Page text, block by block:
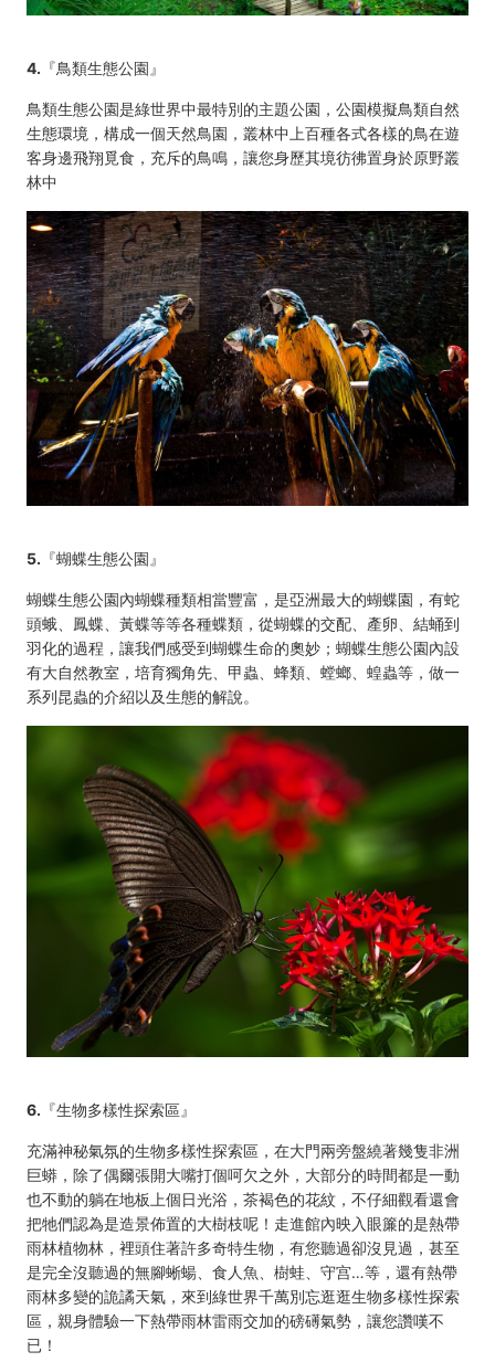
4. 『鳥類生態公園』
鳥類生態公園是綠世界中最特別的主題公園，公園模擬鳥類自然
生態環境，構成一個天然鳥園，叢林中上百種各式各樣的鳥在遊
客身邊飛翔覓食，充斥的鳥鳴，讓您身歷其境彷彿置身於原野叢
林中
5. 『蝴蝶生態公園』
蝴蝶生態公園內蝴蝶種類相當豐富，是亞洲最大的蝴蝶園，有蛇
頭蛾、鳳蝶、黃蝶等等各種蝶類，從蝴蝶的交配、產卵、結蛹到
羽化的過程，讓我們感受到蝴蝶生命的奧妙；蝴蝶生態公園內設
有大自然教室，培育獨角先、甲蟲、蜂類、螳螂、蝗蟲等，做一
系列昆蟲的介紹以及生態的解說。
6. 『生物多樣性探索區』
充滿神秘氣氛的生物多樣性探索區，在大門兩旁盤繞著幾隻非洲
巨蟒，除了偶爾張開大嘴打個呵欠之外，大部分的時間都是一動
也不動的躺在地板上個日光浴，茶褐色的花紋，不仔細觀看還會
把牠們認為是造景佈置的大樹枝呢！走進館內映入眼簾的是熱帶
雨林植物林，裡頭住著許多奇特生物，有您聽過卻沒見過，甚至
是完全沒聽過的無腳蜥蝪、食人魚、樹蛙、守宫…等，還有熱帶
雨林多變的詭譎天氣，來到綠世界千萬別忘逛逛生物多樣性探索
區，親身體驗一下熱帶雨林雷雨交加的磅礡氣勢，讓您讚嘆不
已！